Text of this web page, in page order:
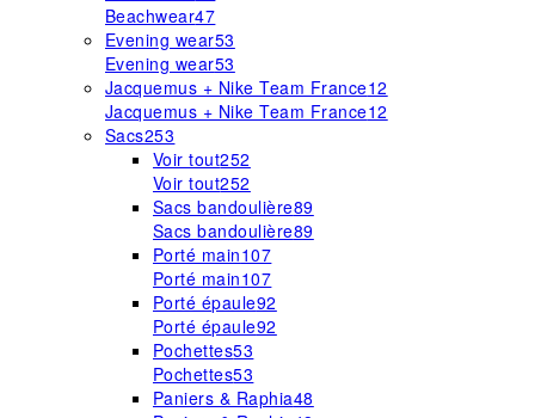
Beachwear47
Evening wear53
Evening wear53
Jacquemus + Nike Team France12
Jacquemus + Nike Team France12
Sacs253
Voir tout252
Voir tout252
Sacs bandoulière89
Sacs bandoulière89
Porté main107
Porté main107
Porté épaule92
Porté épaule92
Pochettes53
Pochettes53
Paniers & Raphia48